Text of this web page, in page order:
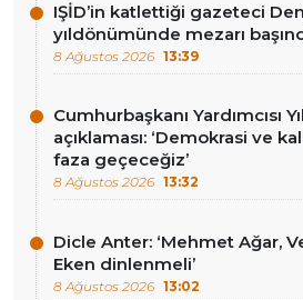
IŞİD’in katlettiği gazeteci
yıldönümünde mezarı
8 Ağustos 2026 13:39
Cumhurbaşkanı Yardımcısı
açıklaması: ‘Demokrasi ve
faza geçeceğiz’
8 Ağustos 2026 13:32
Dicle Anter: ‘Mehmet Ağar,
Eken dinlenmeli’
8 Ağustos 2026 13:02